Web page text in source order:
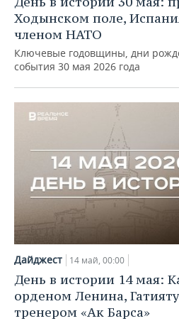
Ходынском поле,
членом НАТО
Ключевые годовщины, дни
события 30 мая 2026 года
Дайджест 14 май, 00:00
День в истории 14 мая:
орденом Ленина,
тренером «Ак Барса»